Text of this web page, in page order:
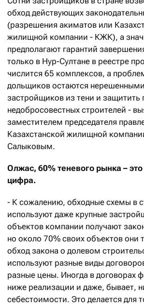
обход действующих
(разрешения акиматов или
жилищной компании - КЖК), а
предполагают гарантий
только в Нур-Султане в реестре
числится 65 комплексов, а
дольщиков остаются
застройщиков из тени и защитить
недобросовестных строителей -
заместителем председателя
Казахстанской жилищной
Салыковым.
Олжас, 60% теневого рынка –
цифра.
- К сожалению, обходные схемы в
используют даже крупные
объектов компании получают
но около 70% своих объектов они
обход закона о долевом
используют разные виды
разные цены. Иногда в договорах
ниже реализации и даже, бывает,
себестоимости. Это делается для